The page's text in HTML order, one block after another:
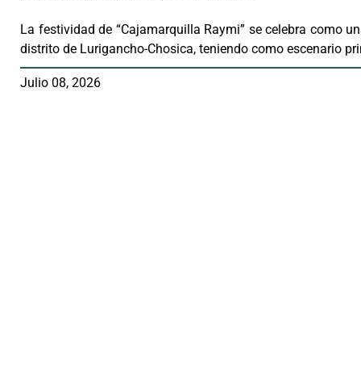
La festividad de “Cajamarquilla Raymi” se celebra como
distrito de Lurigancho-Chosica, teniendo como escenario
Julio 08, 2026